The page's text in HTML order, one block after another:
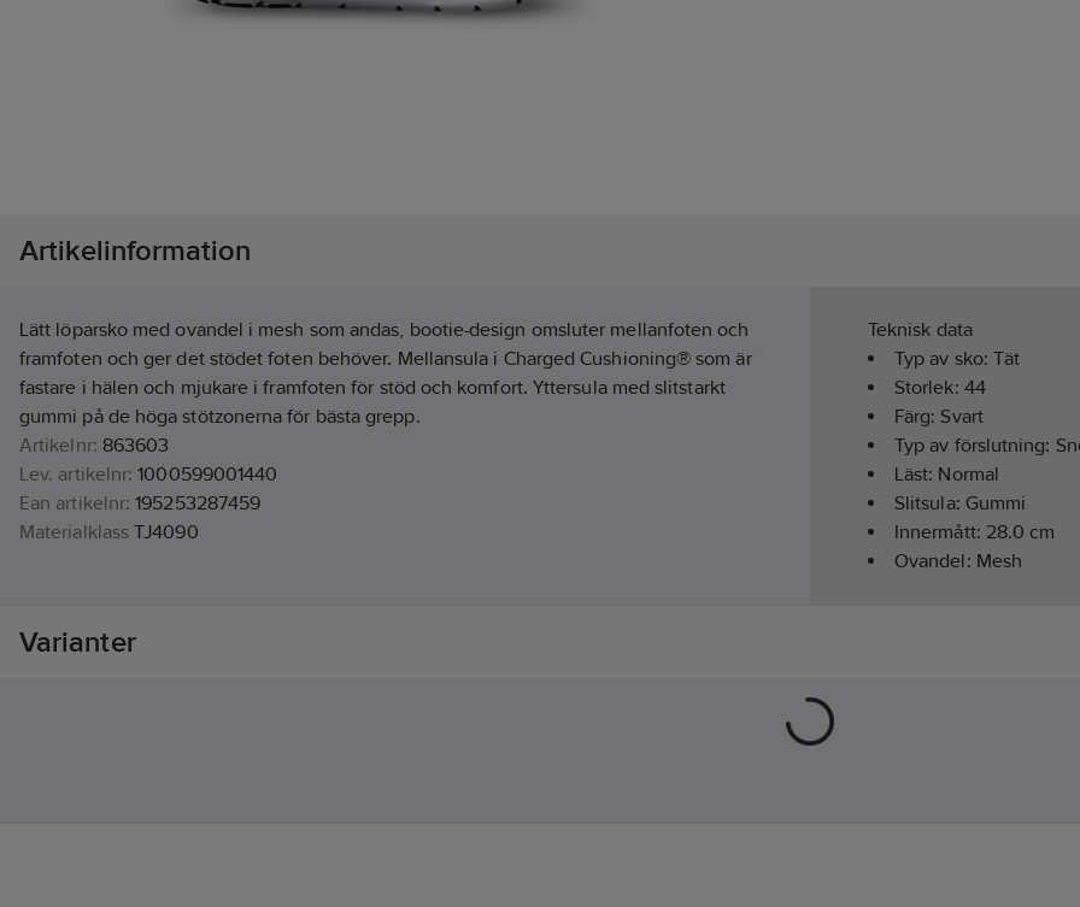
Artikelinformation
Lätt löparsko med ovandel i mesh som andas, bootie-design omsluter mellanfoten och
framfoten och ger det stödet foten behöver. Mellansula i Charged Cushioning® som är
fastare i hälen och mjukare i framfoten för stöd och komfort. Yttersula med slitstarkt
gummi på de höga stötzonerna för bästa grepp.
Artikelnr: 863603
Lev. artikelnr: 1000599001440
Ean artikelnr: 195253287459
Materialklass TJ4090
Teknisk data
Typ av sko: Tät
Storlek: 44
Färg:Svart
Typ av förslutning:
Läst: Normal
Slitsula: Gummi
Innermått: 28.0 cm
Ovandel: Mesh
Varianter